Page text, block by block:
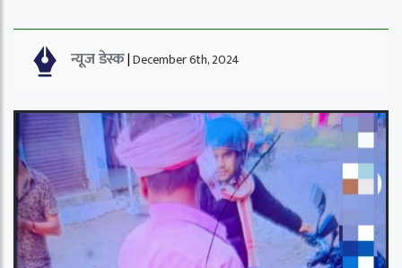
न्यूज डेस्क|December 6th, 2024